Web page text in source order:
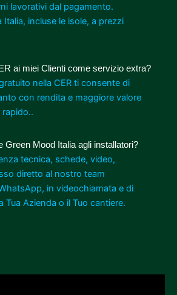
lavorativi dal pagamento.
Italia, incluse le isole, a prezzi
ai miei Clienti come servizio extra?
nella CER ti consente di
con rendita e maggiore valore
rapido..
Green Mood Italia agli installatori?
tecnica, schede, video,
diretto al nostro team
in videochiamata e di
Tua Azienda o il Tuo cantiere.